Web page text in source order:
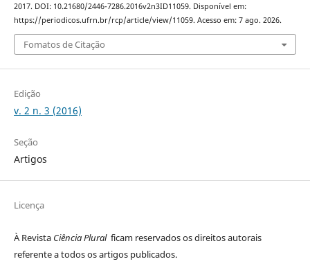
2017. DOI: 10.21680/2446-7286.2016v2n3ID11059. Disponível em:
https://periodicos.ufrn.br/rcp/article/view/11059. Acesso em: 7 ago. 2026.
Fomatos de Citação
Edição
v. 2 n. 3 (2016)
Seção
Artigos
Licença
À Revista Ciência Plural ficam reservados os direitos autorais
referente a todos os artigos publicados.